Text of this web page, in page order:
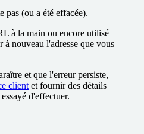
pas (ou a été effacée).
à la main ou encore utilisé
nouveau l'adresse que vous
et que l'erreur persiste,
client et fournir des détails
d'effectuer.